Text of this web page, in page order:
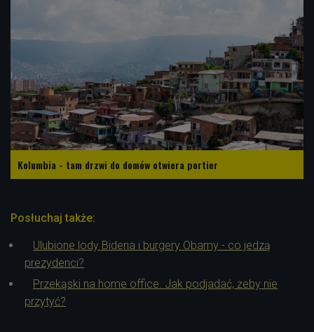
Kolumbia - tam drzwi do domów otwiera portier
Posłuchaj także:
Ulubione lody Bidena i burgery Obamy - co jedzą
prezydenci?
Przekąski na home office. Jak podjadać, żeby nie
przytyć?